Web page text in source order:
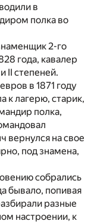
в
полка во
2-го
года, кавалер
II степеней.
в 1871 году
к лагерю, старик,
полка,
вернулся на свое
под знамена,
собрались
бывало, попивая
разные
настроении, к